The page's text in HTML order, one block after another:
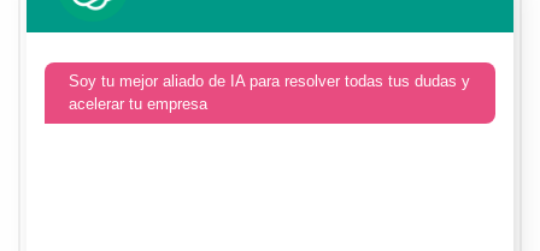
Soy tu mejor aliado de IA para resolver todas tus dudas y
acelerar tu empresa